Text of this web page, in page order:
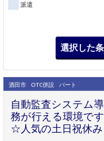
派遣
酒田市 OTC併設 パート
自動監査システム
務が行える環境で
☆人気の土日祝休